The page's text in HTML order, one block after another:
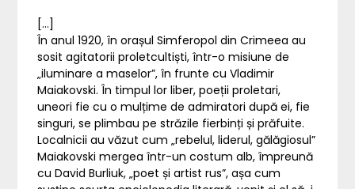
[…]
În anul 1920, în orașul Simferopol din Crimeea au
sosit agitatorii proletcultiști, într-o misiune de
„iluminare a maselor”, în frunte cu Vladimir
Maiakovski. În timpul lor liber, poeții proletari,
uneori fie cu o mulțime de admiratori după ei, fie
singuri, se plimbau pe străzile fierbinți și prăfuite.
Localnicii au văzut cum „rebelul, liderul, gălăgiosul”
Maiakovski mergea într-un costum alb, împreună
cu David Burliuk, „poet și artist rus”, așa cum